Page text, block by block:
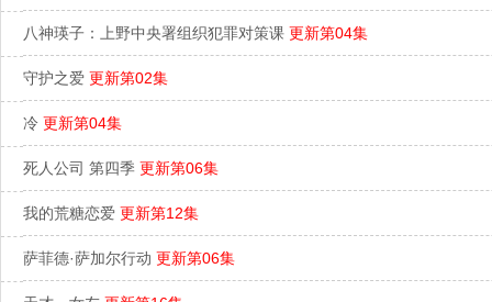
八神瑛子：上野中央署组织犯罪对策课 更新第04集
守护之爱 更新第02集
冷 更新第04集
死人公司 第四季 更新第06集
我的荒糖恋爱 更新第12集
萨菲德·萨加尔行动 更新第06集